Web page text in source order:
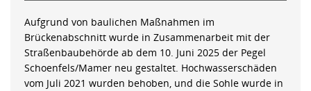
Aufgrund von baulichen Maßnahmen im
Brückenabschnitt wurde in Zusammenarbeit mit der
Straßenbaubehörde ab dem 10. Juni 2025 der Pegel
Schoenfels/Mamer neu gestaltet. Hochwasserschäden
vom Juli 2021 wurden behoben, und die Sohle wurde in